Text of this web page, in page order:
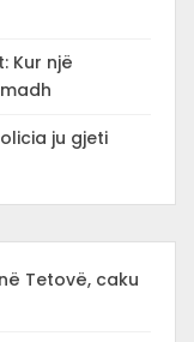
Kur një
ju gjeti
Tetovë, caku